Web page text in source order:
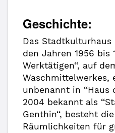
Geschichte:
Das
den Jahren 1956 bis
Werktätigen‘‘, auf
Waschmittelwerkes,
unbenannt in ‘‘Haus
2004 bekannt als
Genthin‘‘, besteht
Räumlichkeiten für